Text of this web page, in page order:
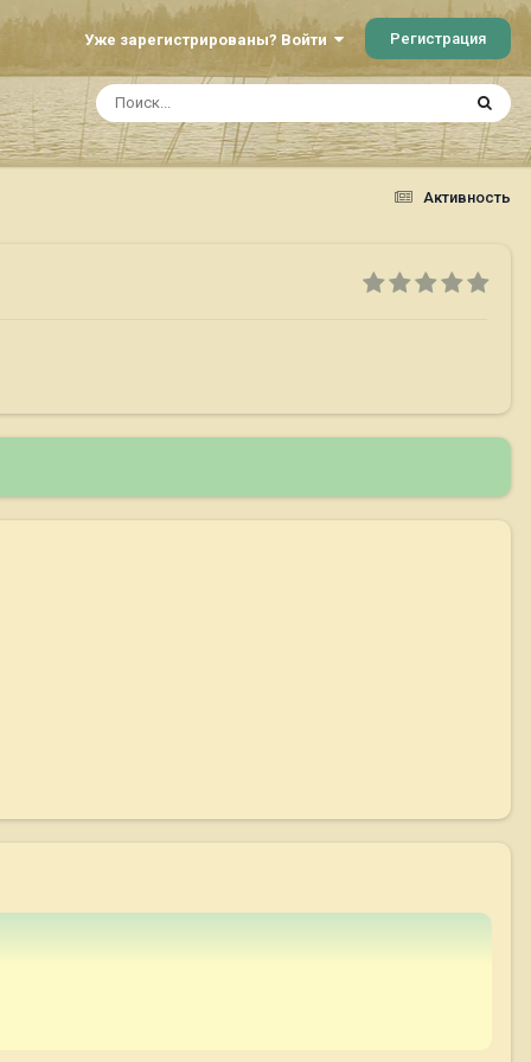
Уже зарегистрированы? Войти Регистрация
Активность